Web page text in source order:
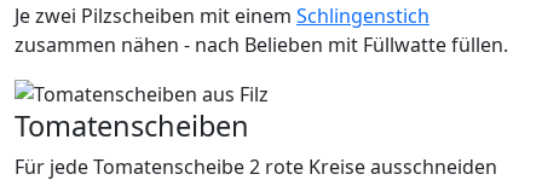
Je zwei Pilzscheiben mit einem Schlingenstich
zusammen nähen - nach Belieben mit Füllwatte füllen.
Tomatenscheiben
Für jede Tomatenscheibe 2 rote Kreise ausschneiden